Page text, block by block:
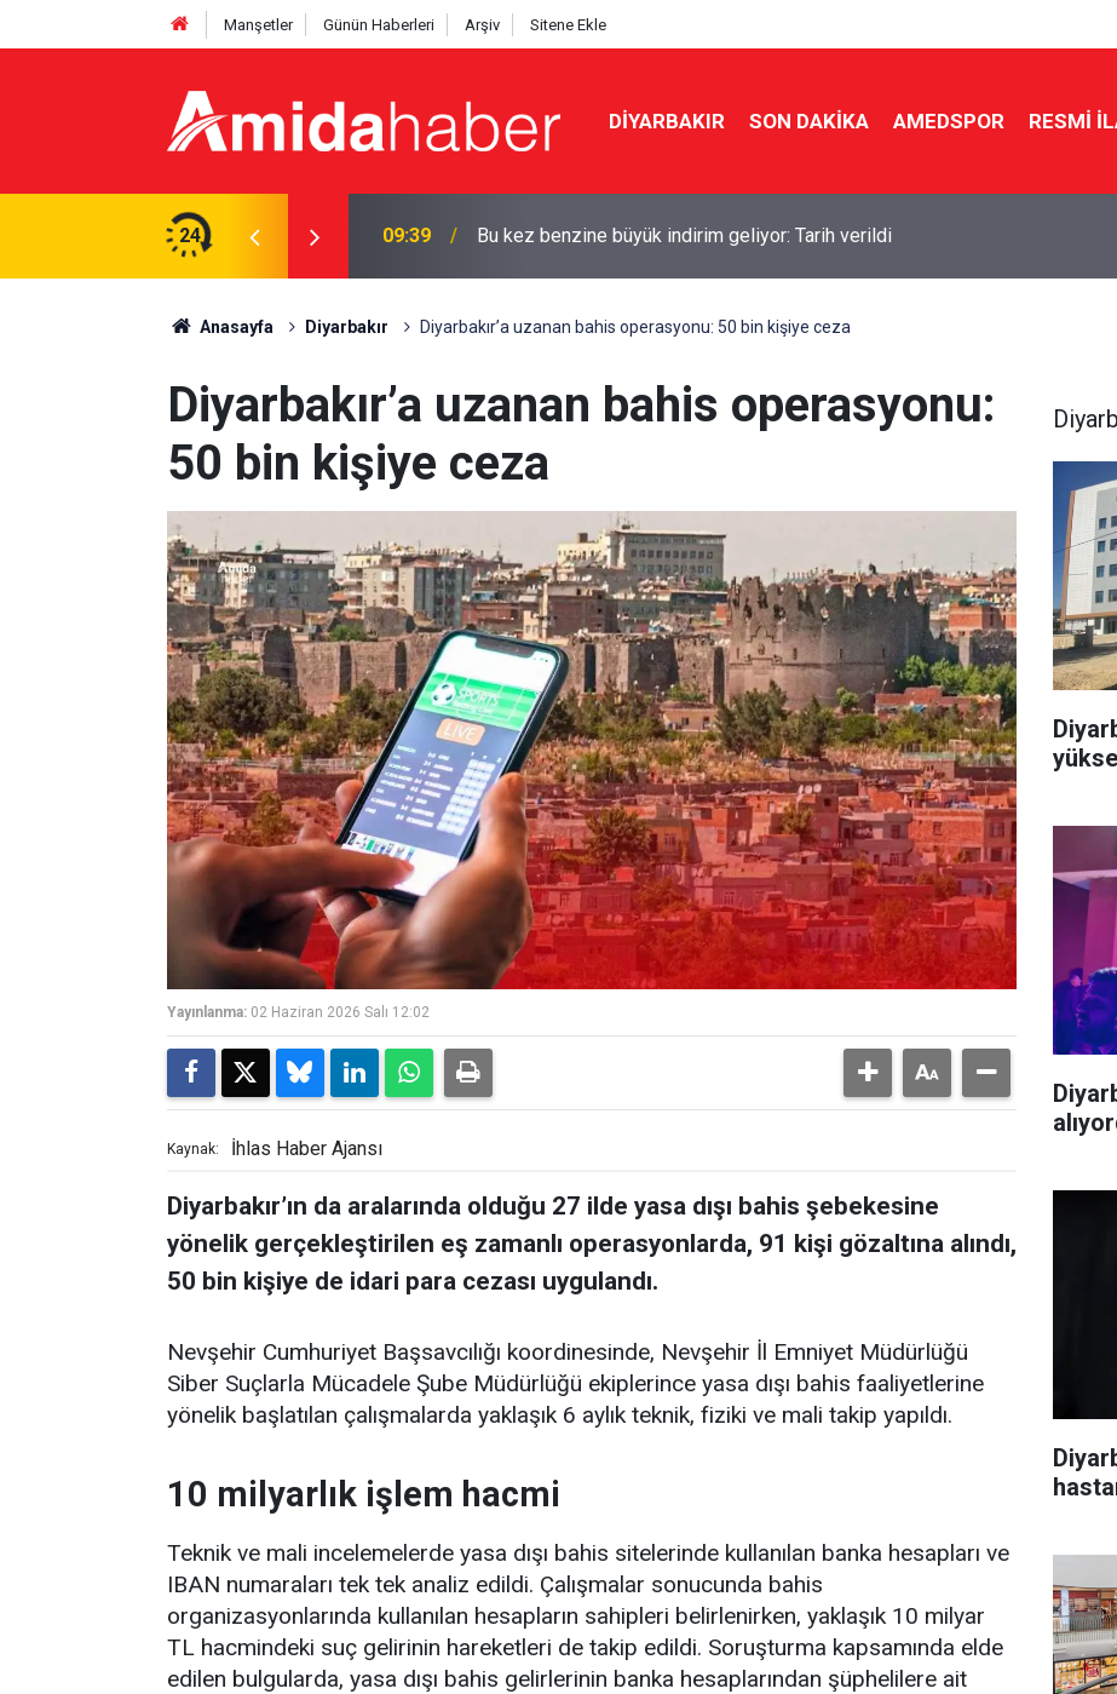
Manşetler Günün Haberleri Arşiv Sitene Ekle
DIYARBAKIR SON DAKIKA AMEDSPOR RESMI
24 09:37 Hasankeyf Tüneli girişinde kaza: 12 yaralı
Anasayfa Diyarbakır Diyarbakır’a uzanan bahis operasyonu: 50 bin kişiye ceza
Diyarbakır’a uzanan bahis operasyonu:
50 bin kişiye ceza
Yayınlanma: 02 Haziran 2026 Salı 12:02
Kaynak: İhlas Haber Ajansı
Diyarbakır’ın da aralarında olduğu 27 ilde yasa dışı bahis şebekesine
yönelik gerçekleştirilen eş zamanlı operasyonlarda, 91 kişi gözaltına alındı,
50 bin kişiye de idari para cezası uygulandı.
Nevşehir Cumhuriyet Başsavcılığı koordinesinde, Nevşehir İl Emniyet Müdürlüğü
Siber Suçlarla Mücadele Şube Müdürlüğü ekiplerince yasa dışı bahis faaliyetlerine
yönelik başlatılan çalışmalarda yaklaşık 6 aylık teknik, fiziki ve mali takip yapıldı.
10 milyarlık işlem hacmi
Teknik ve mali incelemelerde yasa dışı bahis sitelerinde kullanılan banka hesapları ve
IBAN numaraları tek tek analiz edildi. Çalışmalar sonucunda bahis
organizasyonlarında kullanılan hesapların sahipleri belirlenirken, yaklaşık 10 milyar
TL hacmindeki suç gelirinin hareketleri de takip edildi. Soruşturma kapsamında elde
edilen bulgularda, yasa dışı bahis gelirlerinin banka hesaplarından şüphelilere ait